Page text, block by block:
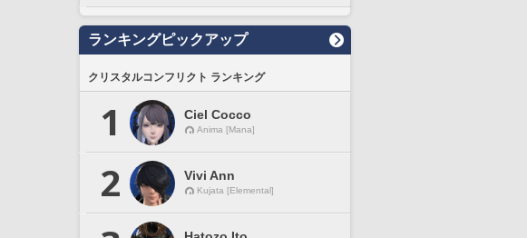
ランキングピックアップ
クリスタルコンフリクト ランキング
1 Ciel Cocco
Anima [Mana]
2 Vivi Ann
Kujata [Elemental]